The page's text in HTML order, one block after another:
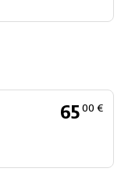
6500 €